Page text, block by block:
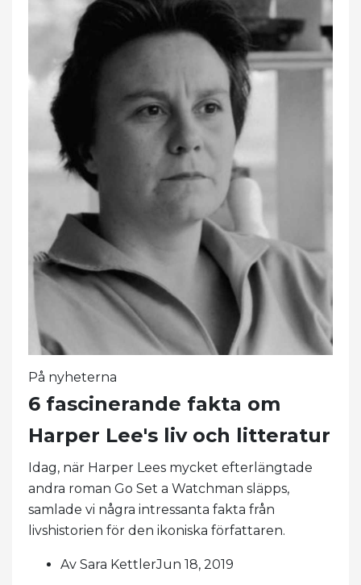
På nyheterna
6 fascinerande fakta om
Harper Lee's liv och litteratur
Idag, när Harper Lees mycket efterlängtade
andra roman Go Set a Watchman släpps,
samlade vi några intressanta fakta från
livshistorien för den ikoniska författaren.
Av Sara KettlerJun 18, 2019